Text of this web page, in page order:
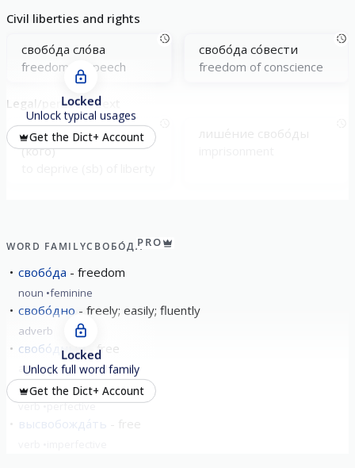
Civil liberties and rights
свобо́да сло́ва
freedom of speech
свобо́да со́вести
freedom of conscience
Legal/penal context
лиши́ть свобо́ды
(кого́)
Locked
Unlock typical usages
Get the Dict+ Account
WORD FAMILYСВОБО́ДАPRO
свобо́да freedom
noun feminine
свобо́дно freely; easily; fluently
adverb
свобо́дный free
adjective abstract
вы́свободить free
verb perfective
высвобожда́ть
Locked
Unlock full word family
Get the Dict+ Account